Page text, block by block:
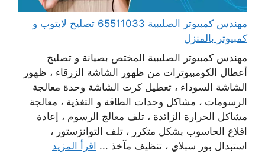
مهندس كمبيوتر الصليبية 65511033 تصليح لابتوب و
كمبيوتر بالمنزل
مهندس كمبيوتر الصليبية المختص بصيانة و تصليح
أعطال الكومبيوترات من ظهور الشاشة الزرقاء ، ظهور
الشاشة السوداء ، تعطيل كرت الشاشة وحدة معالجة
الرسومات ، مشاكل وحدات الطاقة و التغذية ، معالجة
مشاكل الحرارة الزائدة ، تلف معالج الرسوم ، إعادة
اقلاع الحاسوب بشكل متكرر ، تلف التوانزستور ،
استبدال بور سبلاي ، تنظيف مآخذ ... اقرأ المزيد